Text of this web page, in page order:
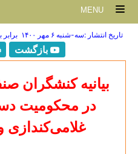
تاریخ انتشار :سه-شنبه ۶ مهر ۱۴۰۰ برابر با ۲۸ سپتامبر ۲۰۲۱
بازگشت
بیانیه کنشگران
در محکومیت
غلامی‌کندازی